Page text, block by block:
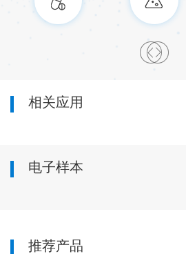
相关应用
电子样本
推荐产品